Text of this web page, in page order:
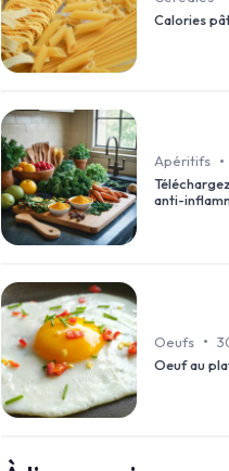
Calories
Apéritifs •
anti-
Oeufs •
Oeuf au